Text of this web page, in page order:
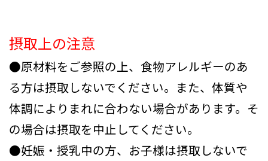
摂取上の注意
●原材料をご参照の上、食物アレルギーのあ
る方は摂取しないでください。また、体質や
体調によりまれに合わない場合があります。そ
の場合は摂取を中止してください。
●妊娠・授乳中の方、お子様は摂取しないで